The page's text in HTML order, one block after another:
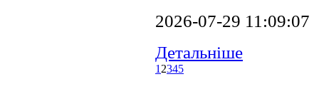
2026-07-29 11:09:07
Детальніше
1 2345